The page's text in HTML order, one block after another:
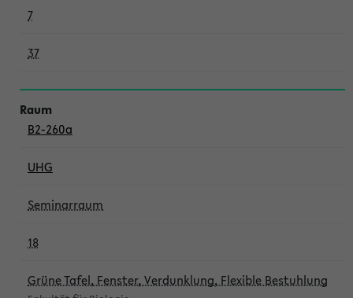
7
37
B2-260a
UHG
Seminarraum
18
Grüne Tafel, Fenster, Verdunklung, Flexible Bestuhlung